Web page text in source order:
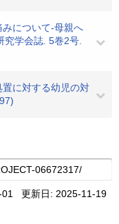
について-母親へ
学会誌. 5巻2号.
に対する幼児の対
01 更新日: 2025-11-19